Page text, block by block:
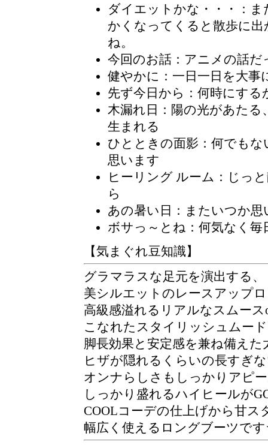
ダイエットかな・・・
：
かくなってくると散歩に
ね。
今回のお話：アニメの話
健やかに：一日一日を大
先ず今日から：何時にす
木漏れ日 ：陽の光があた
生まれる
ひとときの面影 ：何でも
思います
ヒーリング ルーム ：じっ
ら
あの暑い日：またいつか
ボサっ～とね：何気なく
【気まぐれ豆知識】
グラマラスな足元を演出する、
美シルエットのレースアップ
高級感溢れるリアルなスムー
こなれたスタイリッシュムー
脚長効果と安定感を兼ね備え
ヒザが隠れるくらいの長すぎ
オンナらしさもしっかりアピ
しっかり盛れるハイヒールが
COOLコーデの仕上げから甘ス
幅広く使えるロングブーツで